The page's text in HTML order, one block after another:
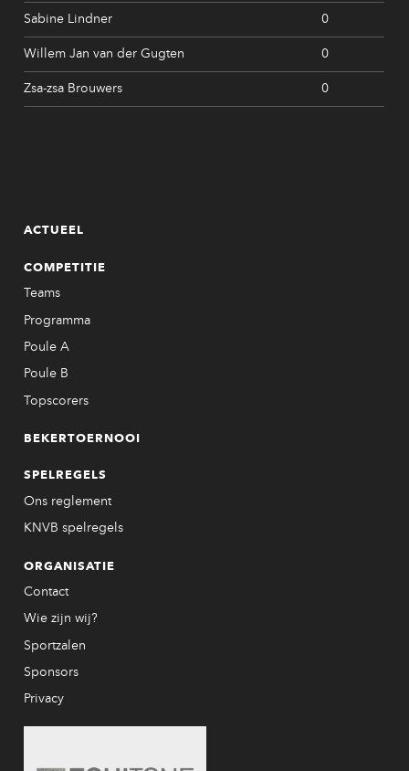
Sabine Lindner 0
Willem Jan van der Gugten 0
Zsa-zsa Brouwers 0
ACTUEEL
COMPETITIE
Teams
Programma
Poule A
Poule B
Topscorers
BEKERTOERNOOI
SPELREGELS
Ons reglement
KNVB spelregels
ORGANISATIE
Contact
Wie zijn wij?
Sportzalen
Sponsors
Privacy